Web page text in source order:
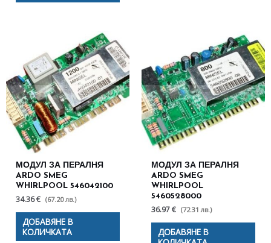
МОДУЛ ЗА ПЕРАЛНЯ
ARDO SMEG
WHIRLPOOL 546042100
34.36 € (67.20 лв.)
ДОБАВЯНЕ В
КОЛИЧКАТА
МОДУЛ ЗА ПЕРАЛНЯ
ARDO SMEG
WHIRLPOOL
5460528000
36.97 € (72.31 лв.)
ДОБАВЯНЕ В